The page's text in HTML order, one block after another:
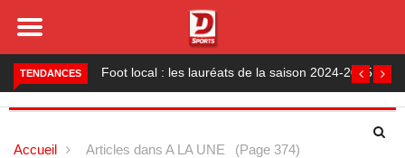
TENDANCES Foot local : les lauréats de la saison 2024-2025
Accueil Articles dans A LA UNE (Page 374)